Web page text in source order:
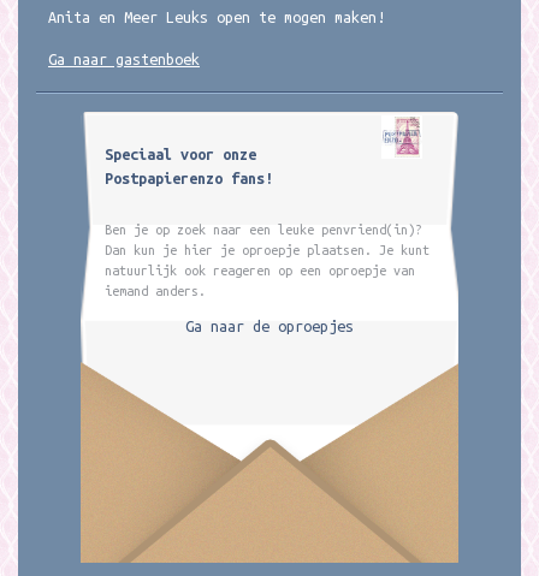
Anita en Meer Leuks open te mogen maken!
Ga naar gastenboek
Speciaal voor onze
Postpapierenzo fans!
Ben je op zoek naar een leuke penvriend(in)?
Dan kun je hier je oproepje plaatsen. Je kunt
natuurlijk ook reageren op een oproepje van
iemand anders.
Ga naar de oproepjes